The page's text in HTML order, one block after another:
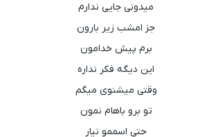
میدونی جایی ندارم
جز امشب زیر بارون
برم پیش خدامون
این دیگه فکر نداره
وقتی میشنوی میگم
تو برو باهام نمون
حتی اسممو نیار